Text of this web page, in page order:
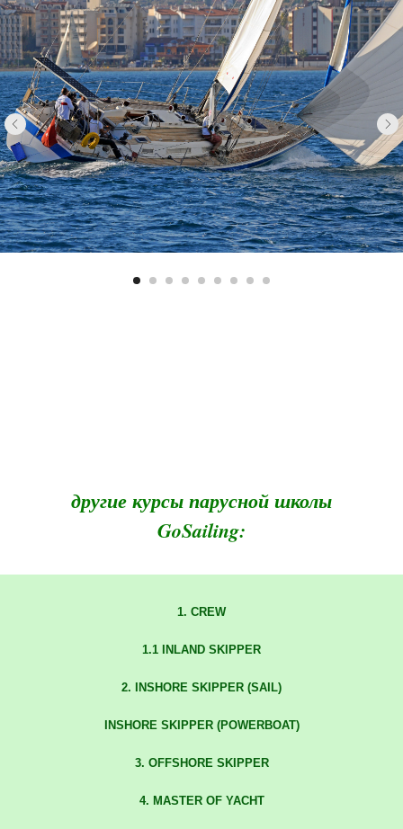
другие курсы парусной школы
GoSailing:
1. CREW
1.1 INLAND SKIPPER
2. INSHORE SKIPPER (SAIL)
INSHORE SKIPPER (POWERBOAT)
3. OFFSHORE SKIPPER
4. MASTER OF YACHT